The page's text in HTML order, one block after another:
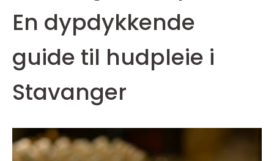
En dypdykkende
guide til hudpleie i
Stavanger